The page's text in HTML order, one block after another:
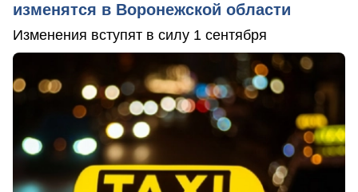
изменятся в Воронежской области
Изменения вступят в силу 1 сентября